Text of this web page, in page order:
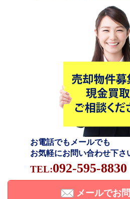
お電話でもメールでも
お気軽にお問い合わせ下さ
TEL:092-595-8830
メールでお